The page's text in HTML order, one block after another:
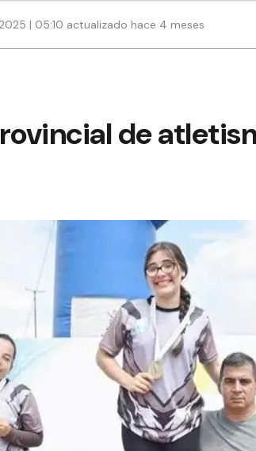
| 05:10 actualizado hace 4 meses
de